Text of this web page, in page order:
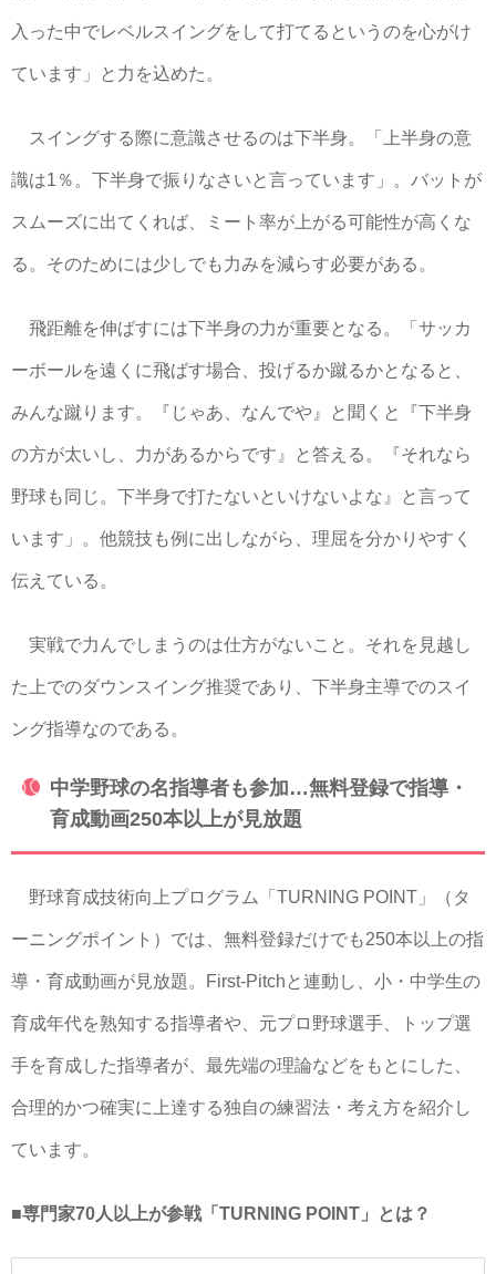
入った中でレベルスイングをして打てるというのを心がけ
ています」と力を込めた。
スイングする際に意識させるのは下半身。「上半身の意
識は1％。下半身で振りなさいと言っています」。バットが
スムーズに出てくれば、ミート率が上がる可能性が高くな
る。そのためには少しでも力みを減らす必要がある。
飛距離を伸ばすには下半身の力が重要となる。「サッカ
ーボールを遠くに飛ばす場合、投げるか蹴るかとなると、
みんな蹴ります。『じゃあ、なんでや』と聞くと『下半身
の方が太いし、力があるからです』と答える。『それなら
野球も同じ。下半身で打たないといけないよな』と言って
います」。他競技も例に出しながら、理屈を分かりやすく
伝えている。
実戦で力んでしまうのは仕方がないこと。それを見越し
た上でのダウンスイング推奨であり、下半身主導でのスイ
ング指導なのである。
中学野球の名指導者も参加…無料登録で指導・
育成動画250本以上が見放題
野球育成技術向上プログラム「TURNING POINT」（タ
ーニングポイント）では、無料登録だけでも250本以上の指
導・育成動画が見放題。First-Pitchと連動し、小・中学生の
育成年代を熟知する指導者や、元プロ野球選手、トップ選
手を育成した指導者が、最先端の理論などをもとにした、
合理的かつ確実に上達する独自の練習法・考え方を紹介し
ています。
■専門家70人以上が参戦「TURNING POINT」とは？